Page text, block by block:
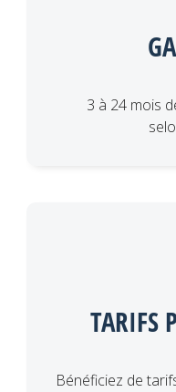
3 à 24 mois
TARIFS
Bénéficiez de